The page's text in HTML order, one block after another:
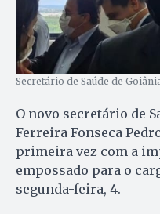
Secretário de Saúde de
O novo secretário de
Ferreira Fonseca
primeira vez com a
empossado para o
segunda-feira, 4.